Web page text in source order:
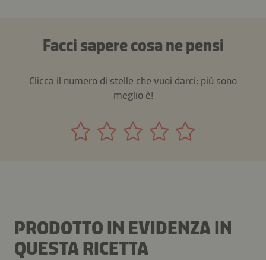
Facci sapere cosa ne pensi
Clicca il numero di stelle che vuoi darci: più sono
meglio è!
PRODOTTO IN EVIDENZA IN
QUESTA RICETTA